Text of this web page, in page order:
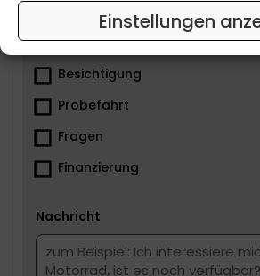
Einstellungen
Was ist dir wichtig?
Besichtigung
Probefahrt
Fragen
Finanzierung
Nachricht